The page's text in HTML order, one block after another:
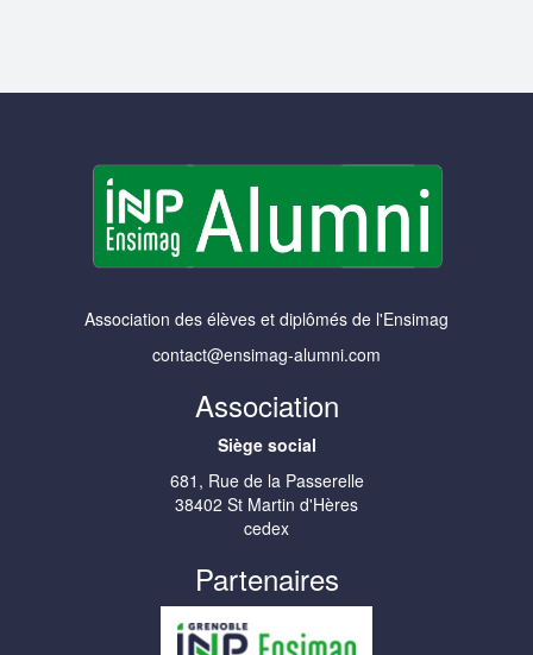
Association des élèves et diplômés de l'Ensimag
contact@ensimag-alumni.com
Association
Siège social
681, Rue de la Passerelle
38402 St Martin d'Hères
cedex
Partenaires